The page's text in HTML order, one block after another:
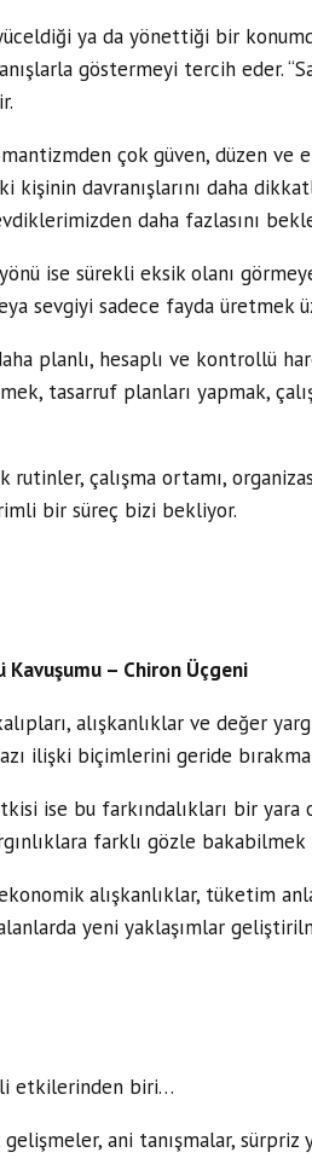
ya da yönettiği bir
göstermeyi tercih eder.
çok güven, düzen ve
kişinin davranışlarını daha
daha fazlasını
ise sürekli eksik olanı
sevgiyi sadece fayda üretmek
planlı, hesaplı ve kontrollü
tasarruf planları yapmak,
rutinler, çalışma ortamı,
bir süreç bizi bekliyor.
Kavuşumu – Chiron Üçgeni
alışkanlıklar ve değer
ilişki biçimlerini geride
ise bu farkındalıkları bir
farklı gözle bakabilmek
alışkanlıklar, tüketim
yeni yaklaşımlar
etkilerinden biri…
ani tanışmalar, sürpriz